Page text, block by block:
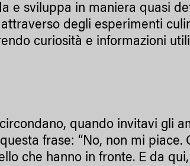
e sviluppa in maniera quasi
degli esperimenti
curiosità e informazioni
quando invitavi gli
frase: “No, non mi piace.
che hanno in fronte. E da